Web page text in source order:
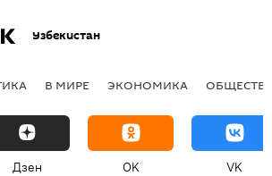
Узбекистан
В МИРЕ ЭКОНОМИКА
Дзен OK VK